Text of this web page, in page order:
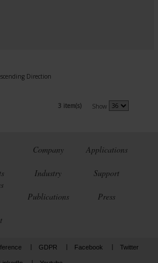
Direction
3 item(s) Show
Company Applications
Industry Support
Publications Press
GDPR Facebook Twitter